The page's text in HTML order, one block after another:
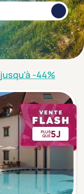
(2)
(0)
(8)
(0)
jusqu'à -44%
PLUS
QUE5J